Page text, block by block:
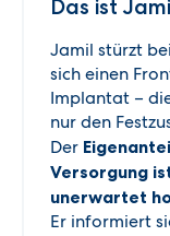
Das ist
Jamil stürzt
sich einen
Implantat –
nur den
Der
Versorgung
unerwartet
Er informiert